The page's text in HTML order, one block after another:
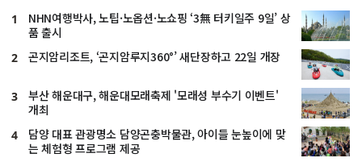
1
NHN여행박사, 노팁·노옵션·노쇼핑 ‘3無 터키일주 9일’ 상
품 출시
2 곤지암리조트, ‘곤지암루지360°’ 새단장하고 22일 개장
3
부산 해운대구, 해운대모래축제 '모래성 부수기 이벤트'
개최
4
담양 대표 관광명소 담양곤충박물관, 아이들 눈높이에 맞
는 체험형 프로그램 제공